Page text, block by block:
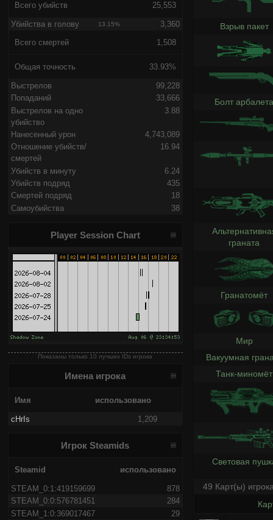
Всего убийств 25,553
Убийства в голову 13.15% 3,360
Всего смертей 1,508
Общая точность 33.93%
Выстрелов
99,228
Попаданий
33,666
Выстрелов на одно
убийство
3.88
Нанесенный урон
4,743,089
Отношение убийств/
смертей
16.94
Убийств в минуту
6.24
Убийств подряд
435
Смертей подряд
18
Самоубийства
38
Player Session Chart
Показаны только 10 лучших IDs игрока
Имена игрока
Имя использовано
cHrIs 1,209
Игрок Steamids
Steamid использовано
STEAM_0:1:419159699
878
STEAM_0:0:576781451
284
STEAM_1:0:369017467
29
Взрыв пакет
Болт
граната
Гранатомёт
Мир
Вакуумная
Танк-миномёт
Световая
49 Карт(ы)